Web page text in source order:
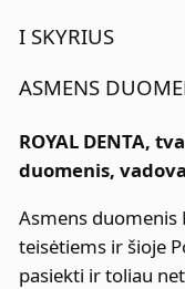
I SKYRIUS
ASMENS
ROYAL DENTA,
duomenis,
Asmens duomenis
teisėtiems ir šioje
pasiekti ir toliau